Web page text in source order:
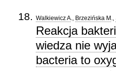
Walkiewicz A., Brzezińska M .,
Reakcja
wiedza nie
bacteria to